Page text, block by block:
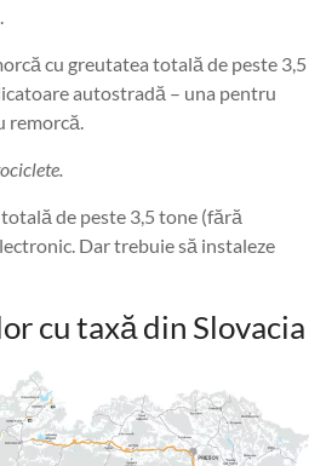
cu greutatea totală de peste 3,5
autostradă – una pentru
remorcă.
de peste 3,5 tone (fără
Dar trebuie să instaleze
cu taxă din Slovacia